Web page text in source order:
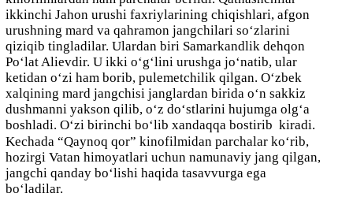
ikkinchi Jahon urushi faxriylarining chiqishlari, afgon
urushning mard va qahramon jangchilari so‘zlarini
qiziqib tingladilar. Ulardan biri Samarkandlik dehqon
Po‘lat Alievdir. U ikki o‘g‘lini urushga jo‘natib, ular
ketidan o‘zi ham borib, pulemetchilik qilgan. O‘zbek
xalqining mard jangchisi janglardan birida o‘n sakkiz
dushmanni yakson qilib, o‘z do‘stlarini hujumga olg‘a
boshladi. O‘zi birinchi bo‘lib xandaqqa bostirib kiradi.
Kechada “Qaynoq qor” kinofilmidan parchalar ko‘rib,
hozirgi Vatan himoyatlari uchun namunaviy jang qilgan,
jangchi qanday bo‘lishi haqida tasavvurga ega
bo‘ladilar.